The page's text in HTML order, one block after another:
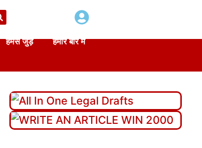
हमसे जुड़े हमारे बारे में